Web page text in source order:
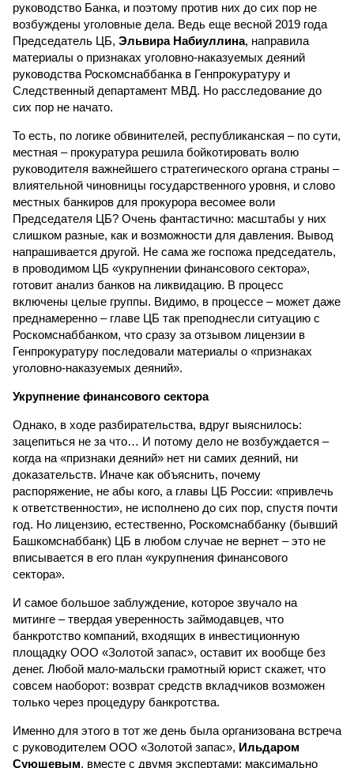
руководство Банка, и поэтому против них до сих пор не
возбуждены уголовные дела. Ведь еще весной 2019 года
Председатель ЦБ, Эльвира Набиуллина, направила
материалы о признаках уголовно-наказуемых деяний
руководства Роскомснаббанка в Генпрокуратуру и
Следственный департамент МВД. Но расследование до
сих пор не начато.
То есть, по логике обвинителей, республиканская – по сути,
местная – прокуратура решила бойкотировать волю
руководителя важнейшего стратегического органа страны –
влиятельной чиновницы государственного уровня, и слово
местных банкиров для прокурора весомее воли
Председателя ЦБ? Очень фантастично: масштабы у них
слишком разные, как и возможности для давления. Вывод
напрашивается другой. Не сама же госпожа председатель,
в проводимом ЦБ «укрупнении финансового сектора»,
готовит анализ банков на ликвидацию. В процесс
включены целые группы. Видимо, в процессе – может даже
преднамеренно – главе ЦБ так преподнесли ситуацию с
Роскомснаббанком, что сразу за отзывом лицензии в
Генпрокуратуру последовали материалы о «признаках
уголовно-наказуемых деяний».
Укрупнение финансового сектора
Однако, в ходе разбирательства, вдруг выяснилось:
зацепиться не за что… И потому дело не возбуждается –
когда на «признаки деяний» нет ни самих деяний, ни
доказательств. Иначе как объяснить, почему
распоряжение, не абы кого, а главы ЦБ России: «привлечь
к ответственности», не исполнено до сих пор, спустя почти
год. Но лицензию, естественно, Роскомснаббанку (бывший
Башкомснаббанк) ЦБ в любом случае не вернет – это не
вписывается в его план «укрупнения финансового
сектора».
И самое большое заблуждение, которое звучало на
митинге – твердая уверенность займодавцев, что
банкротство компаний, входящих в инвестиционную
площадку ООО «Золотой запас», оставит их вообще без
денег. Любой мало-мальски грамотный юрист скажет, что
совсем наоборот: возврат средств вкладчиков возможен
только через процедуру банкротства.
Именно для этого в тот же день была организована встреча
с руководителем ООО «Золотой запас», Ильдаром
Суюшевым, вместе с двумя экспертами: максимально